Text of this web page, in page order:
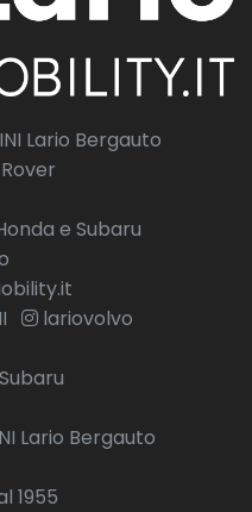
Lario Bergauto
e Subaru
lariovolvo
Lario Bergauto
1955